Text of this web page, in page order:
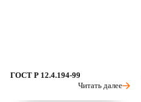
ГОСТ Р 12.4.194-99
Читать далее